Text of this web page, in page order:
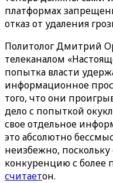
платформах
отказ от удаления
Политолог Дмитрий
телеканалом
попытка власти
информационное
того, что они
дело с попыткой
свое отдельное
это абсолютно
неизбежно,
конкуренцию с более
считаетон.